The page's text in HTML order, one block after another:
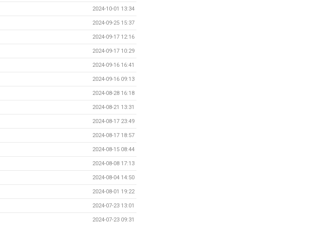
2024-10-01 13:34
2024-09-25 15:37
2024-09-17 12:16
2024-09-17 10:29
2024-09-16 16:41
2024-09-16 09:13
2024-08-28 16:18
2024-08-21 13:31
2024-08-17 23:49
2024-08-17 18:57
2024-08-15 08:44
2024-08-08 17:13
2024-08-04 14:50
2024-08-01 19:22
2024-07-23 13:01
2024-07-23 09:31